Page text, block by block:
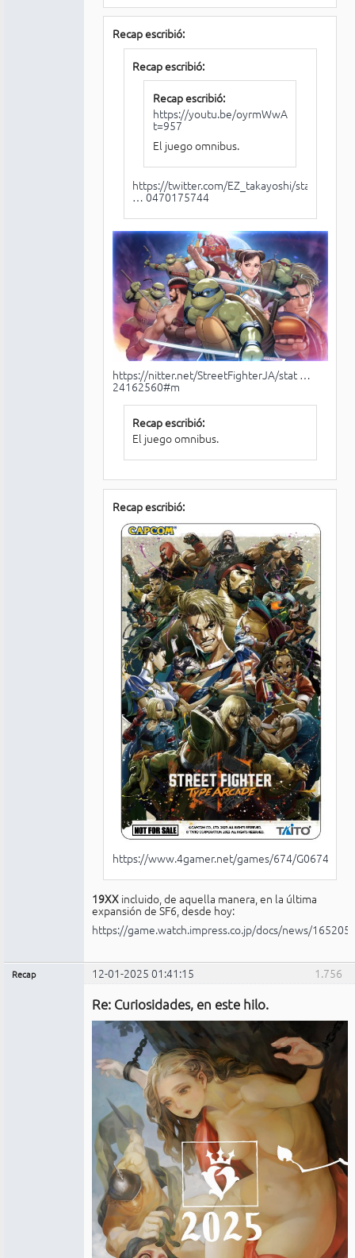
Recap escribió:
Recap escribió:
Recap escribió:
https://youtu.be/oyrmWwAKCQY?
t=957
El juego omnibus.
https://twitter.com/EZ_takayoshi/status
… 0470175744
https://nitter.net/StreetFighterJA/stat …
24162560#m
Recap escribió:
El juego omnibus.
Recap escribió:
https://www.4gamer.net/games/674/G067434/
19XX incluido, de aquella manera, en la última
expansión de SF6, desde hoy:
https://game.watch.impress.co.jp/docs/news/
1.756
Recap 12-01-2025 01:41:15
Re: Curiosidades, en este hilo.